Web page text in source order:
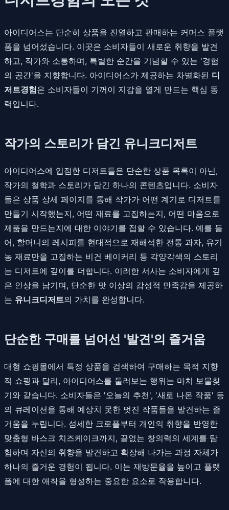
아이디어스는 단순히 상품을 진열하고 판매하는 커머스 플랫
폼을 넘어섰습니다. 이곳은 소비자들이 새로운 취향을 발견
하고, 작가와 소통하며, 특별한 순간을 기념할 수 있는 '경험
의 공간'을 지향합니다. 아이디어스가 제공하는 차별화된 디
저트경험은 소비자들이 기꺼이 지갑을 열게 만드는 핵심 동
력입니다.
작가의 스토리가 담긴 유니크디저트
아이디어스에 입점한 디저트들은 단순한 상품 목록이 아닌,
작가의 철학과 스토리가 담긴 하나의 콘텐츠입니다. 소비자
들은 상품 상세 페이지를 통해 작가가 어떤 계기로 디저트를
만들기 시작했는지, 어떤 재료를 고집하는지, 어떤 마음으로
제품을 만드는지에 대한 이야기를 접할 수 있습니다. 예를 들
어, 할머니의 레시피를 현대적으로 재해석한 전통 과자, 유기
농 재료만을 고집하는 비건 베이커리 등 각양각색의 스토리
는 디저트에 깊이를 더합니다. 이러한 서사는 소비자에게 깊
은 인상을 남기며, 단순한 맛 이상의 감성적 만족감을 제공하
는 유니크디저트의 가치를 완성합니다.
단순한 구매를 넘어선 '발견'의 즐거움
대형 쇼핑몰에서 특정 상품을 검색하여 구매하는 목적 지향
적 쇼핑과 달리, 아이디어스를 둘러보는 행위는 마치 보물찾
기와 같습니다. 소비자들은 '오늘의 추천', '새로 나온 작품' 등
의 큐레이션을 통해 예상치 못한 멋진 작품들을 발견하는 즐
거움을 누립니다. 섬세한 크로플부터 개인의 취향을 반영한
맞춤형 바스크 치즈케이크까지, 끝없는 창의력의 세계를 탐
험하며 자신의 취향을 발견하고 확장해 나가는 과정 자체가
하나의 즐거운 경험이 됩니다. 이는 재방문율을 높이고 플랫
폼에 대한 애착을 형성하는 중요한 요소로 작용합니다.